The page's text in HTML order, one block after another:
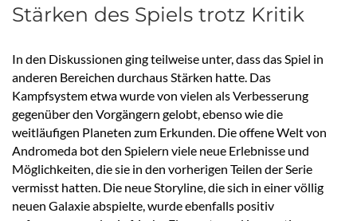
Stärken des Spiels trotz Kritik
In den Diskussionen ging teilweise unter, dass das Spiel in
anderen Bereichen durchaus Stärken hatte. Das
Kampfsystem etwa wurde von vielen als Verbesserung
gegenüber den Vorgängern gelobt, ebenso wie die
weitläufigen Planeten zum Erkunden. Die offene Welt von
Andromeda bot den Spielern viele neue Erlebnisse und
Möglichkeiten, die sie in den vorherigen Teilen der Serie
vermisst hatten. Die neue Storyline, die sich in einer völlig
neuen Galaxie abspielte, wurde ebenfalls positiv